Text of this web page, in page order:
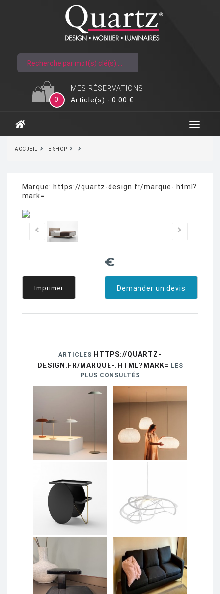
MES RÉSERVATIONS
0
Article(s) - 0.00 €
ACCUEIL E-SHOP
Marque: https://quartz-design.fr/marque-.html?
mark=
€
Demander un devis
Imprimer
ARTICLES HTTPS://QUARTZ-
DESIGN.FR/MARQUE-.HTML?MARK= LES
PLUS CONSULTÉS